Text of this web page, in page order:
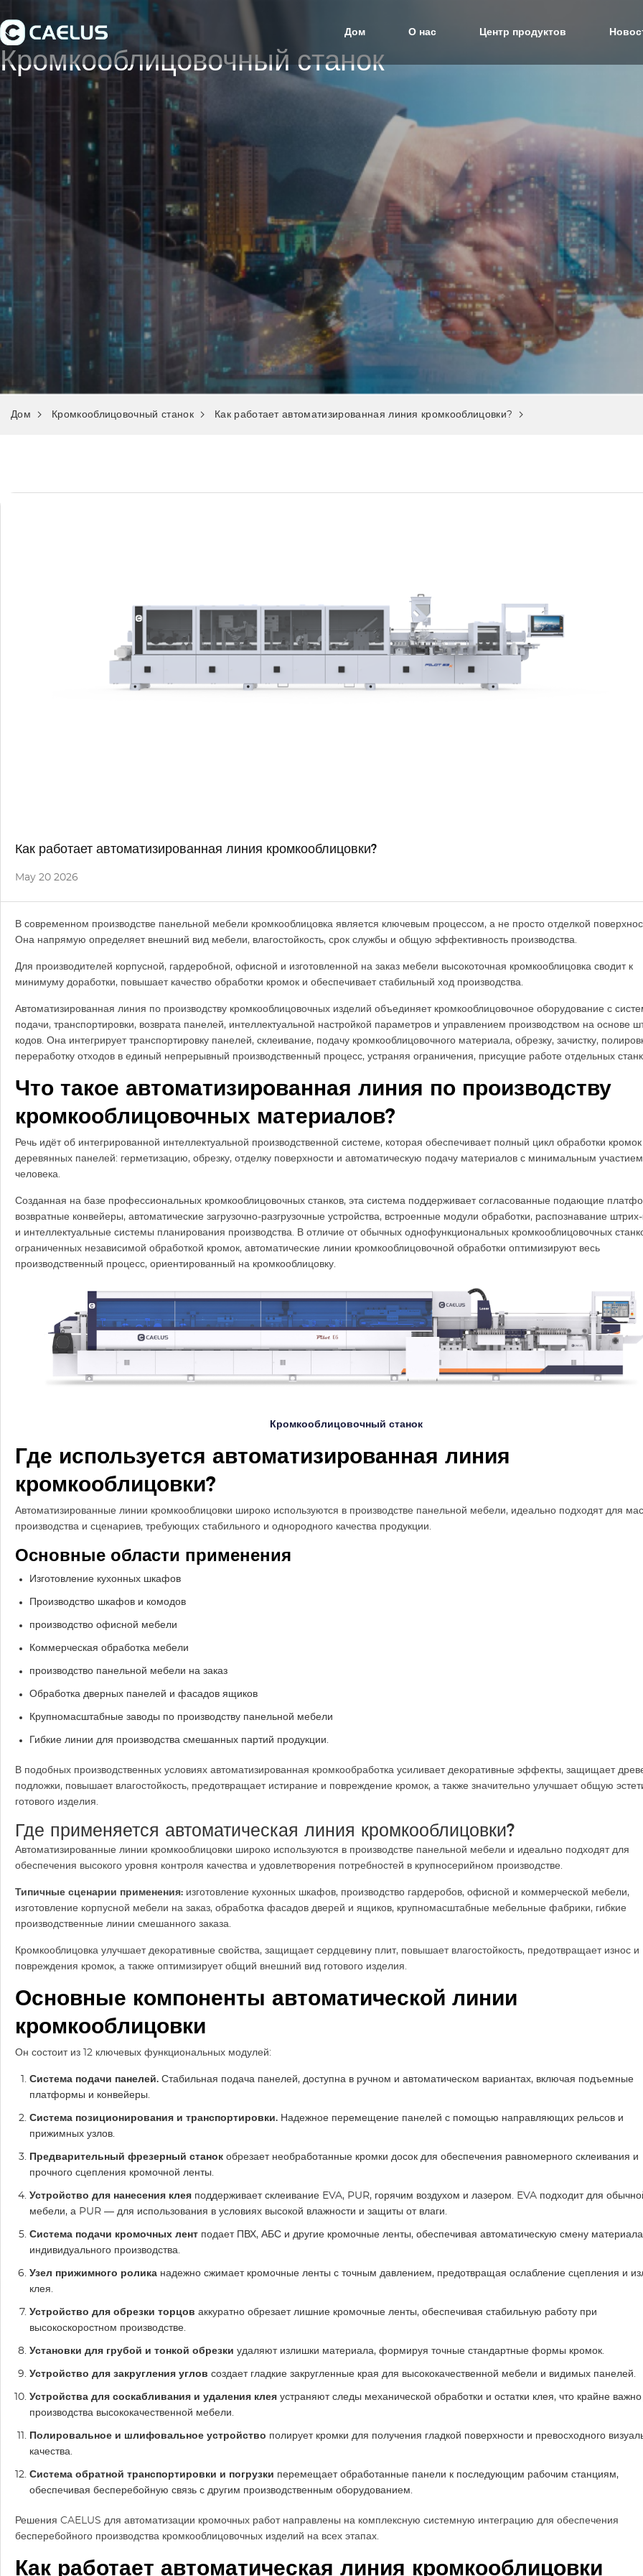
Дом О нас Центр продуктов
Кромкооблицовочный станок
Дом Кромкооблицовочный станок Как работает автоматизированная линия кромкооблицовки?
Как работает автоматизированная линия кромкооблицовки?
May 20 2026
В современном производстве панельной мебели кромкооблицовка является ключевым процессом, а не просто отделкой
Она напрямую определяет внешний вид мебели, влагостойкость, срок службы и общую эффективность производства.
Для производителей корпусной, гардеробной, офисной и изготовленной на заказ мебели высокоточная кромкооблицовка сводит к
минимуму доработки, повышает качество обработки кромок и обеспечивает стабильный ход производства.
Автоматизированная линия по производству кромкооблицовочных изделий объединяет кромкооблицовочное оборудование с
подачи, транспортировки, возврата панелей, интеллектуальной настройкой параметров и управлением производством на основе
кодов. Она интегрирует транспортировку панелей, склеивание, подачу кромкооблицовочного материала, обрезку, зачистку,
переработку отходов в единый непрерывный производственный процесс, устраняя ограничения, присущие работе отдельных
Что такое автоматизированная линия по производству
кромкооблицовочных материалов?
Речь идёт об интегрированной интеллектуальной производственной системе, которая обеспечивает полный цикл обработки кромок
деревянных панелей: герметизацию, обрезку, отделку поверхности и автоматическую подачу материалов с минимальным участием
человека.
Созданная на базе профессиональных кромкооблицовочных станков, эта система поддерживает согласованные подающие
возвратные конвейеры, автоматические загрузочно-разгрузочные устройства, встроенные модули обработки, распознавание
и интеллектуальные системы планирования производства. В отличие от обычных однофункциональных кромкооблицовочных
ограниченных независимой обработкой кромок, автоматические линии кромкооблицовочной обработки оптимизируют весь
производственный процесс, ориентированный на кромкооблицовку.
Кромкооблицовочный станок
Где используется автоматизированная линия
кромкооблицовки?
Автоматизированные линии кромкооблицовки широко используются в производстве панельной мебели, идеально подходят для
производства и сценариев, требующих стабильного и однородного качества продукции.
Основные области применения
Изготовление кухонных шкафов
Производство шкафов и комодов
производство офисной мебели
Коммерческая обработка мебели
производство панельной мебели на заказ
Обработка дверных панелей и фасадов ящиков
Крупномасштабные заводы по производству панельной мебели
Гибкие линии для производства смешанных партий продукции.
В подобных производственных условиях автоматизированная кромкообработка усиливает декоративные эффекты, защищает
подложки, повышает влагостойкость, предотвращает истирание и повреждение кромок, а также значительно улучшает общую
готового изделия.
Где применяется автоматическая линия кромкооблицовки?
Автоматизированные линии кромкооблицовки широко используются в производстве панельной мебели и идеально подходят для
обеспечения высокого уровня контроля качества и удовлетворения потребностей в крупносерийном производстве.
Типичные сценарии применения: изготовление кухонных шкафов, производство гардеробов, офисной и коммерческой мебели,
изготовление корпусной мебели на заказ, обработка фасадов дверей и ящиков, крупномасштабные мебельные фабрики, гибкие
производственные линии смешанного заказа.
Кромкооблицовка улучшает декоративные свойства, защищает сердцевину плит, повышает влагостойкость, предотвращает износ и
повреждения кромок, а также оптимизирует общий внешний вид готового изделия.
Основные компоненты автоматической линии
кромкооблицовки
Он состоит из 12 ключевых функциональных модулей:
Система подачи панелей. Стабильная подача панелей, доступна в ручном и автоматическом вариантах, включая подъемные
платформы и конвейеры.
Система позиционирования и транспортировки. Надежное перемещение панелей с помощью направляющих рельсов и
прижимных узлов.
Предварительный фрезерный станок обрезает необработанные кромки досок для обеспечения равномерного склеивания и
прочного сцепления кромочной ленты.
Устройство для нанесения клея поддерживает склеивание EVA, PUR, горячим воздухом и лазером. EVA подходит для
мебели, а PUR — для использования в условиях высокой влажности и защиты от влаги.
Система подачи кромочных лент подает ПВХ, АБС и другие кромочные ленты, обеспечивая автоматическую смену
индивидуального производства.
Узел прижимного ролика надежно сжимает кромочные ленты с точным давлением, предотвращая ослабление сцепления и
клея.
Устройство для обрезки торцов аккуратно обрезает лишние кромочные ленты, обеспечивая стабильную работу при
высокоскоростном производстве.
Установки для грубой и тонкой обрезки удаляют излишки материала, формируя точные стандартные формы кромок.
Устройство для закругления углов создает гладкие закругленные края для высококачественной мебели и видимых панелей.
Устройства для соскабливания и удаления клея устраняют следы механической обработки и остатки клея, что крайне
производства высококачественной мебели.
Полировальное и шлифовальное устройство полирует кромки для получения гладкой поверхности и превосходного
качества.
Система обратной транспортировки и погрузки перемещает обработанные панели к последующим рабочим станциям,
обеспечивая бесперебойную связь с другим производственным оборудованием.
Решения CAELUS для автоматизации кромочных работ направлены на комплексную системную интеграцию для обеспечения
бесперебойного производства кромкооблицовочных изделий на всех этапах.
Как работает автоматическая линия кромкооблицовки